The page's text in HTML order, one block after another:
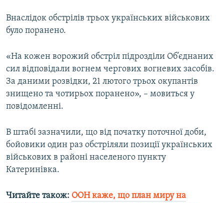
Усі сайти RFE/RL
Внаслідок обстрілів трьох українських військових
було поранено.
«На кожен ворожий обстріл підрозділи Об’єднаних
сил відповідали вогнем чергових вогневих засобів.
За даними розвідки, 21 лютого трьох окупантів
знищено та чотирьох поранено», – мовиться у
повідомленні.
В штабі зазначили, що від початку поточної доби,
бойовики один раз обстріляли позиції українських
військових в районі населеного пункту
Катеринівка.
Читайте також: ООН каже, що план миру на